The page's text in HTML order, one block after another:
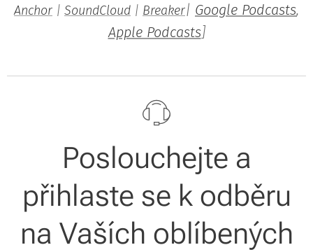
Anchor | SoundCloud | Breaker| Google Podcasts,
Apple Podcasts]
Poslouchejte a
přihlaste se k odběru
na Vaších oblíbených